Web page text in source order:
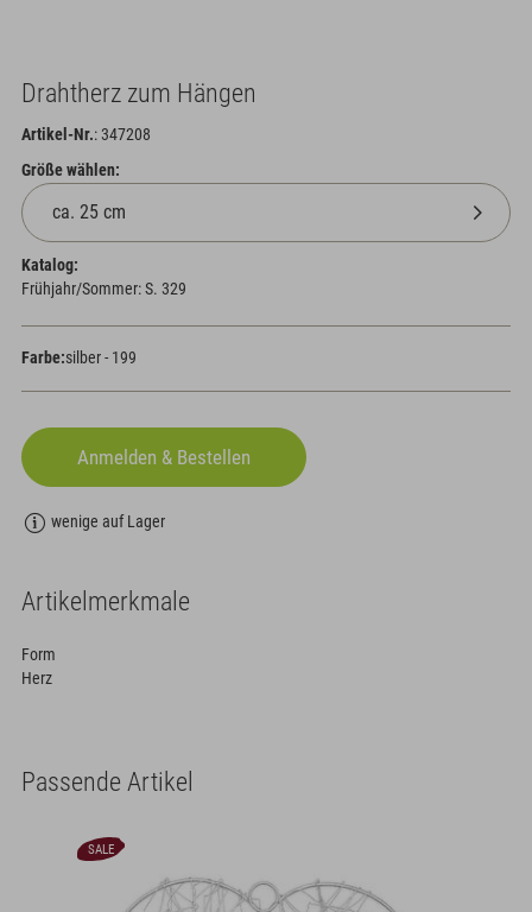
Drahtherz zum Hängen
Artikel-Nr.: 347208
Größe wählen:
Katalog:
Frühjahr/Sommer: S. 329
Farbe:silber - 199
wenige auf Lager
Artikelmerkmale
Form
Herz
Passende Artikel
SALE